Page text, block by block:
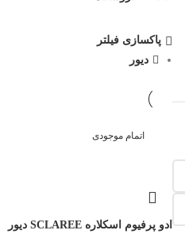
پاکسازی فیلتر
دیور
اتمام موجودی
ادو پرفیوم اسکلاره SCLAREE دیور